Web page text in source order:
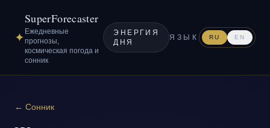
✦
SuperForecaster
Ежедневные
прогнозы,
космическая погода и
сонник
ЭНЕРГИЯ
ДНЯ
ЯЗЫК RU EN
← Сонник